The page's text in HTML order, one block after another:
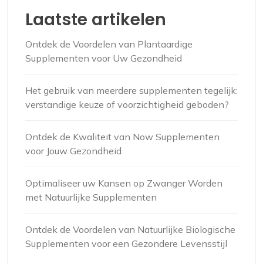
Laatste artikelen
Ontdek de Voordelen van Plantaardige
Supplementen voor Uw Gezondheid
Het gebruik van meerdere supplementen tegelijk:
verstandige keuze of voorzichtigheid geboden?
Ontdek de Kwaliteit van Now Supplementen
voor Jouw Gezondheid
Optimaliseer uw Kansen op Zwanger Worden
met Natuurlijke Supplementen
Ontdek de Voordelen van Natuurlijke Biologische
Supplementen voor een Gezondere Levensstijl